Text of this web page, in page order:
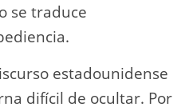
se traduce
estadounidense
difícil de ocultar. Por